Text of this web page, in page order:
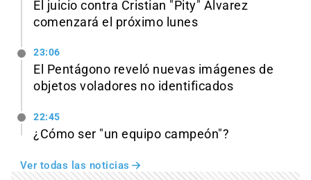
El juicio contra Cristian "Pity" Alvarez
comenzará el próximo lunes
23:06
El Pentágono reveló nuevas imágenes de
objetos voladores no identificados
22:45
¿Cómo ser "un equipo campeón"?
Ver todas las noticias